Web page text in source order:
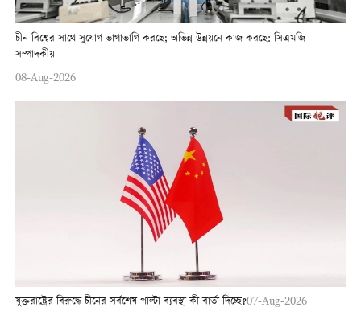
চীন বিশ্বের সাথে সুযোগ ভাগাভাগি করছে; অভিন্ন উন্নয়নে কাজ করছে: সিএমজি
সম্পাদকীয়
08-Aug-2026
যুক্তরাষ্ট্রের বিরুদ্ধে চীনের সর্বশেষ পাল্টা ব্যবস্থা কী বার্তা দিচ্ছে?07-Aug-2026